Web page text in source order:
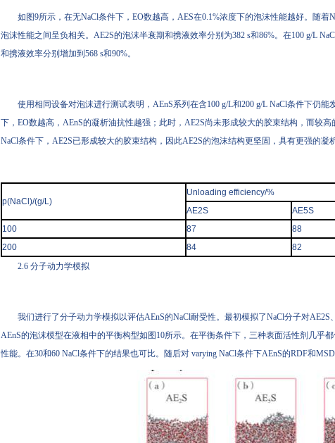
如图9所示，在无NaCl条件下，EO数越高，AES在0.1%浓度下的泡沫性能越好。随着
泡沫性能之间呈负相关。AE2S的泡沫半衰期和携液效率分别为382 s和86%。在100 g/L
和携液效率分别增加到568 s和90%。
使用相同设备对泡沫进行测试表明，AEnS系列在含100 g/L和200 g/L NaCl条件下仍能
下，EO数越高，AEnS的凝析油抗性越强；此时，AE2S尚未形成较大的胶束结构，而较
NaCl条件下，AE2S已形成较大的胶束结构，因此AE2S的泡沫结构更坚固，具有更强的凝
p(NaCl)/(g/L)
Unloading efficiency/%
AE2S
AE5S
100
87 88
200
84 82
2.6 分子动力学模拟
我们进行了分子动力学模拟以评估AEnS的NaCl耐受性。最初模拟了NaCl分子对
AEnS的泡沫模型在液相中的平衡构型如图10所示。在平衡条件下，三种表面活性剂几乎
性能。在30和60 NaCl条件下的结果也可比。随后对 varying NaCl条件下AEnS的RDF和